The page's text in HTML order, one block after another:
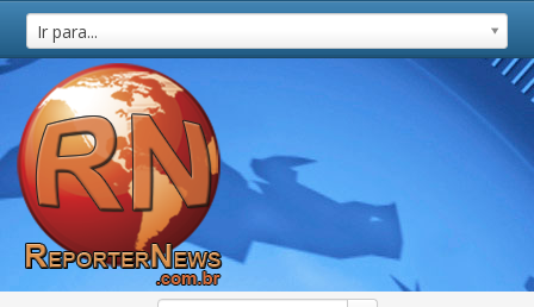
Ir para...